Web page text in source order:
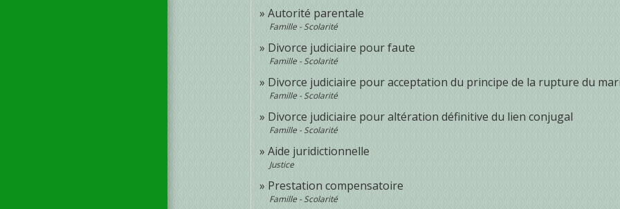
Autorité parentale
Famille - Scolarité
Divorce judiciaire pour faute
Famille - Scolarité
Divorce judiciaire pour acceptation du principe de la rupture du
Famille - Scolarité
Divorce judiciaire pour altération définitive du lien conjugal
Famille - Scolarité
Aide juridictionnelle
Justice
Prestation compensatoire
Famille - Scolarité